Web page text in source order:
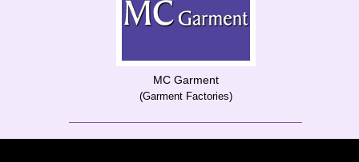
MC Garment
(Garment Factories)